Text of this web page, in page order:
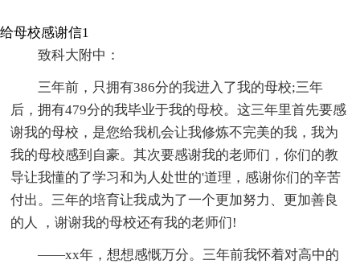
给母校感谢信1
致科大附中：
三年前，只拥有386分的我进入了我的母校;三年
后，拥有479分的我毕业于我的母校。这三年里首先要感
谢我的母校，是您给我机会让我修炼不完美的我，我为
我的母校感到自豪。其次要感谢我的老师们，你们的教
导让我懂的了学习和为人处世的'道理，感谢你们的辛苦
付出。三年的培育让我成为了一个更加努力、更加善良
的人 ，谢谢我的母校还有我的老师们!
——xx年，想想感慨万分。三年前我怀着对高中的